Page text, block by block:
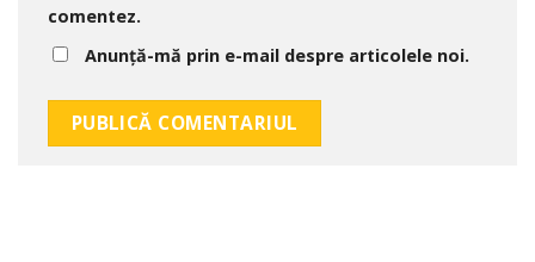
comentez.
Anunță-mă prin e-mail despre articolele noi.